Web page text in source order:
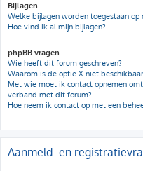
Bijlagen
Welke bijlagen worden toegestaan op
Hoe vind ik al mijn bijlagen?
phpBB vragen
Wie heeft dit forum geschreven?
Waarom is de optie X niet
Met wie moet ik contact opnemen
verband met dit forum?
Hoe neem ik contact op met een
Aanmeld- en